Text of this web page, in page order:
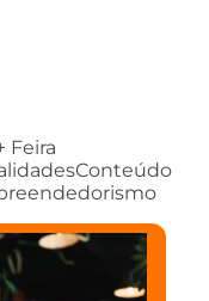
Feira
Conteúdo